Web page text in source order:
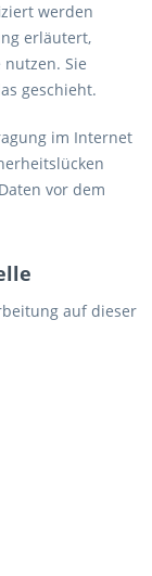
werden
erläutert,
Sie
geschieht.
im Internet
vor dem
auf dieser